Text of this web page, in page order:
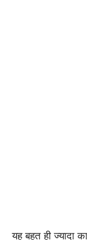
यह बहुत ही ज्यादा